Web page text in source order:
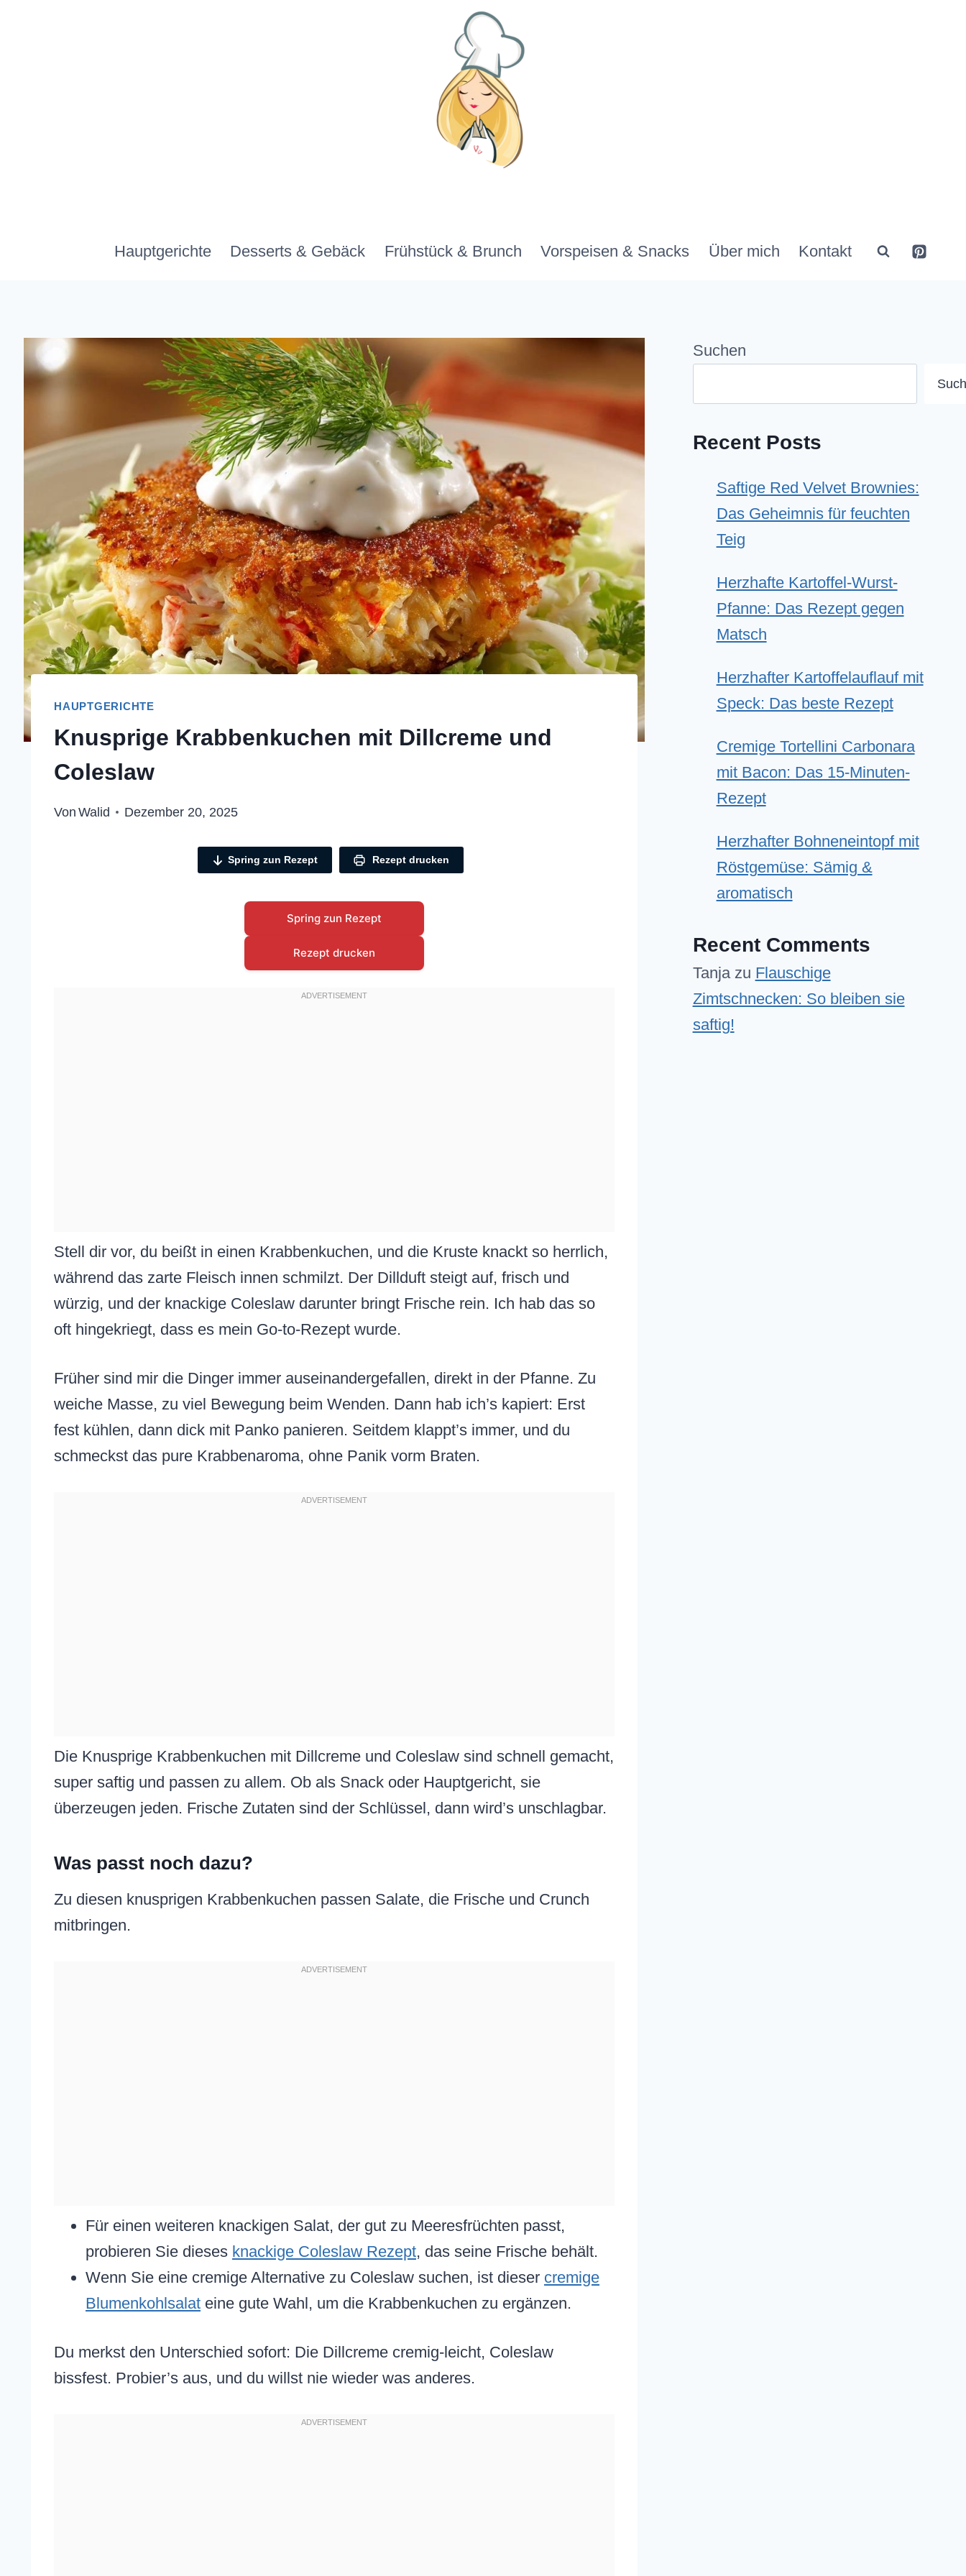
Hauptgerichte Desserts & Gebäck Frühstück & Brunch Vorspeisen & Snacks Über mich Kontakt
HAUPTGERICHTE
Knusprige Krabbenkuchen mit Dillcreme und
Coleslaw
Von Walid Dezember 20, 2025
Spring zun Rezept Rezept drucken
Spring zun Rezept
Rezept drucken
Stell dir vor, du beißt in einen Krabbenkuchen, und die Kruste knackt so herrlich,
während das zarte Fleisch innen schmilzt. Der Dillduft steigt auf, frisch und
würzig, und der knackige Coleslaw darunter bringt Frische rein. Ich hab das so
oft hingekriegt, dass es mein Go-to-Rezept wurde.
Früher sind mir die Dinger immer auseinandergefallen, direkt in der Pfanne. Zu
weiche Masse, zu viel Bewegung beim Wenden. Dann hab ich’s kapiert: Erst
fest kühlen, dann dick mit Panko panieren. Seitdem klappt’s immer, und du
schmeckst das pure Krabbenaroma, ohne Panik vorm Braten.
Die Knusprige Krabbenkuchen mit Dillcreme und Coleslaw sind schnell gemacht,
super saftig und passen zu allem. Ob als Snack oder Hauptgericht, sie
überzeugen jeden. Frische Zutaten sind der Schlüssel, dann wird’s unschlagbar.
Was passt noch dazu?
Zu diesen knusprigen Krabbenkuchen passen Salate, die Frische und Crunch
mitbringen.
Für einen weiteren knackigen Salat, der gut zu Meeresfrüchten passt,
probieren Sie dieses knackige Coleslaw Rezept, das seine Frische behält.
Wenn Sie eine cremige Alternative zu Coleslaw suchen, ist dieser cremige
Blumenkohlsalat eine gute Wahl, um die Krabbenkuchen zu ergänzen.
Du merkst den Unterschied sofort: Die Dillcreme cremig-leicht, Coleslaw
bissfest. Probier’s aus, und du willst nie wieder was anderes.
Suchen
Recent Posts
Saftige Red Velvet Brownies:
Das Geheimnis für feuchten
Teig
Herzhafte Kartoffel-Wurst-
Pfanne: Das Rezept gegen
Matsch
Herzhafter Kartoffelauflauf mit
Speck: Das beste Rezept
Cremige Tortellini Carbonara
mit Bacon: Das 15-Minuten-
Rezept
Herzhafter Bohneneintopf mit
Röstgemüse: Sämig &
aromatisch
Recent Comments
Tanjazu Flauschige
Zimtschnecken: So bleiben sie
saftig!